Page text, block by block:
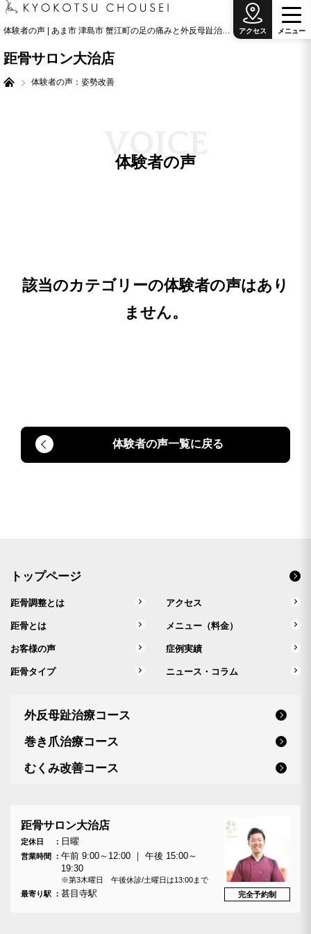
体験者の声 | あま市 津島市 蟹江町の足の痛みと外反母趾治療の専門院
距骨サロン大治店
体験者の声：姿勢改善
メニ ュ ー
アクセス
体験者の声
VO I CE
該当のカテゴリーの体験者の声はあり
ません。
体験者の声一覧に戻る
トップページ
距骨調整とは アクセス
距骨とは メニュー（料金）
お客様の声 症例実績
距骨タイプ ニュース・コラム
外反母趾治療コース
巻き爪治療コース
むくみ改善コース
距骨サロン大治店
定休日 日曜
営業時間
午前 9:00～12:00 ｜ 午後 15:00～
19:30
※第3木曜日 午後休診/土曜日は13:00まで
最寄り駅
甚目寺駅 完全予約制